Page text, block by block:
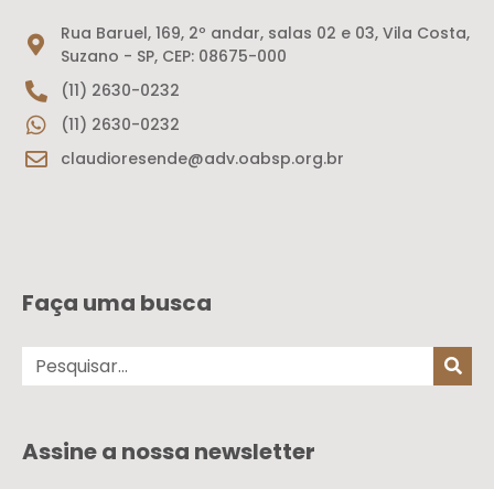
Rua Baruel, 169, 2º andar, salas 02 e 03, Vila Costa,
Suzano - SP, CEP: 08675-000
(11) 2630-0232
(11) 2630-0232
claudioresende@adv.oabsp.org.br
Faça uma busca
Assine a nossa newsletter